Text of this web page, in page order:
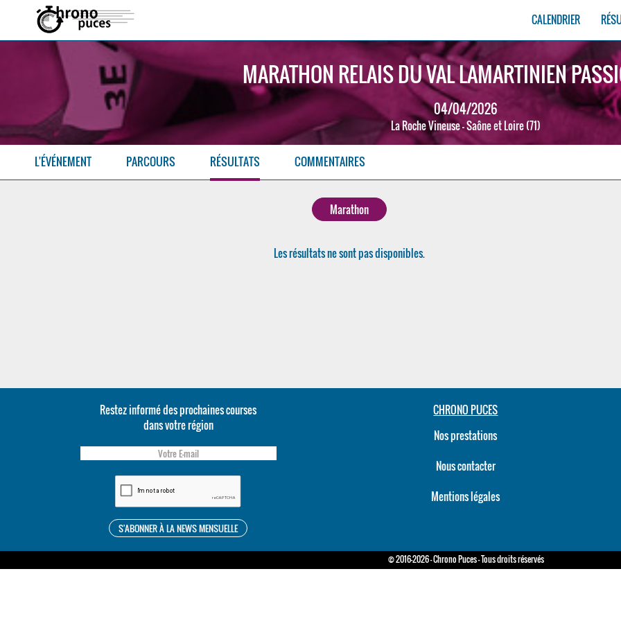
CALENDRIER
MARATHON RELAIS DU VAL LAMARTINIEN
04/04/2026
La Roche Vineuse - Saône et Loire (71)
L'ÉVÉNEMENT PARCOURS RÉSULTATS COMMENTAIRES
Marathon
Les résultats ne sont pas disponibles.
Restez informé des prochaines courses
dans votre région
CHRONO PUCES
Nos prestations
Nous contacter
Mentions légales
© 2016-2026 - Chrono Puces - Tous droits réservés